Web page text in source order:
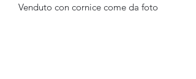
Venduto con cornice come da foto